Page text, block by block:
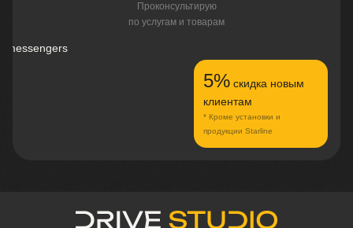
Проконсультирую
по услугам и товарам
5% скидка новым
клиентам
* Кроме установки и
продукции Starline